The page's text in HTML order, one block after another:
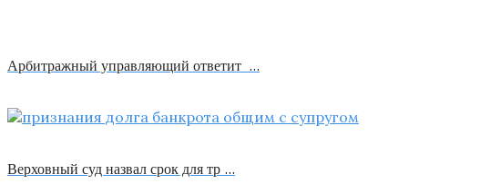
Арбитражный управляющий ответит …
Верховный суд назвал срок для тр …